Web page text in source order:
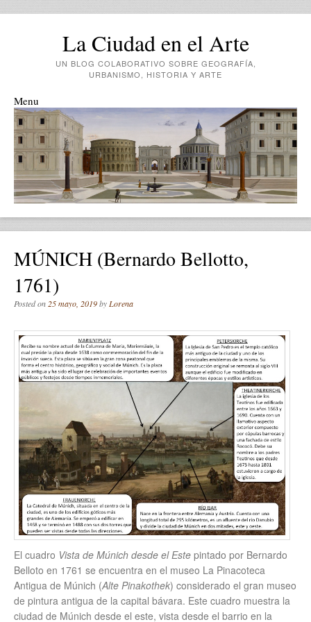
La Ciudad en el Arte
UN BLOG COLABORATIVO SOBRE GEOGRAFÍA,
URBANISMO, HISTORIA Y ARTE
Menu
Skip to content
MÚNICH (Bernardo Bellotto,
1761)
Posted on 25 mayo, 2019by Lorena
El cuadro Vista de Múnich desde el Este pintado por Bernardo
Belloto en 1761 se encuentra en el museo La Pinacoteca
Antigua de Múnich (Alte Pinakothek) considerado el gran museo
de pintura antigua de la capital bávara. Este cuadro muestra la
ciudad de Múnich desde el este, vista desde el barrio en la